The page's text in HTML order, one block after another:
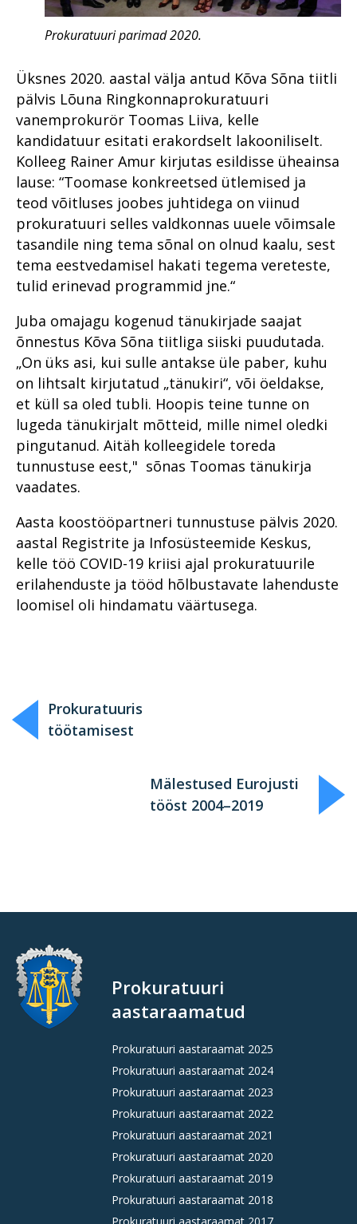
Prokuratuuri parimad 2020.
Üksnes 2020. aastal välja antud Kõva Sõna tiitli
pälvis Lõuna Ringkonnaprokuratuuri
vanemprokurör Toomas Liiva, kelle
kandidatuur esitati erakordselt lakooniliselt.
Kolleeg Rainer Amur kirjutas esildisse üheainsa
lause: “Toomase konkreetsed ütlemised ja
teod võitluses joobes juhtidega on viinud
prokuratuuri selles valdkonnas uuele võimsale
tasandile ning tema sõnal on olnud kaalu, sest
tema eestvedamisel hakati tegema vereteste,
tulid erinevad programmid jne.“
Juba omajagu kogenud tänukirjade saajat
õnnestus Kõva Sõna tiitliga siiski puudutada.
„On üks asi, kui sulle antakse üle paber, kuhu
on lihtsalt kirjutatud „tänukiri“, või öeldakse,
et küll sa oled tubli. Hoopis teine tunne on
lugeda tänukirjalt mõtteid, mille nimel oledki
pingutanud. Aitäh kolleegidele toreda
tunnustuse eest," sõnas Toomas tänukirja
vaadates.
Aasta koostööpartneri tunnustuse pälvis 2020.
aastal Registrite ja Infosüsteemide Keskus,
kelle töö COVID-19 kriisi ajal prokuratuurile
erilahenduste ja tööd hõlbustavate lahenduste
loomisel oli hindamatu väärtusega.
Prokuratuuris
töötamisest
Mälestused Eurojusti
tööst 2004–2019
Prokuratuuri
aastaraamatud
Prokuratuuri aastaraamat 2025
Prokuratuuri aastaraamat 2024
Prokuratuuri aastaraamat 2023
Prokuratuuri aastaraamat 2022
Prokuratuuri aastaraamat 2021
Prokuratuuri aastaraamat 2020
Prokuratuuri aastaraamat 2019
Prokuratuuri aastaraamat 2018